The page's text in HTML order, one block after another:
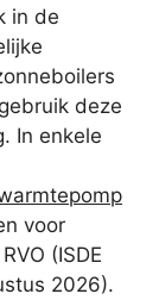
in de
deze
In enkele
voor
(ISDE
2026).